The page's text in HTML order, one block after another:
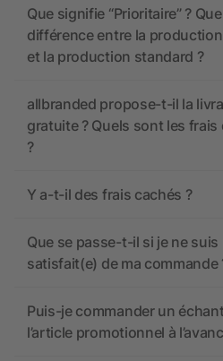
Que signifie “Prioritaire” ?
différence entre la
et la production standard ?
allbranded propose-t-il la
gratuite ? Quels sont les frais
?
Y a-t-il des frais cachés ?
Que se passe-t-il si je ne suis
satisfait(e) de ma commande
Puis-je commander un
l’article promotionnel à